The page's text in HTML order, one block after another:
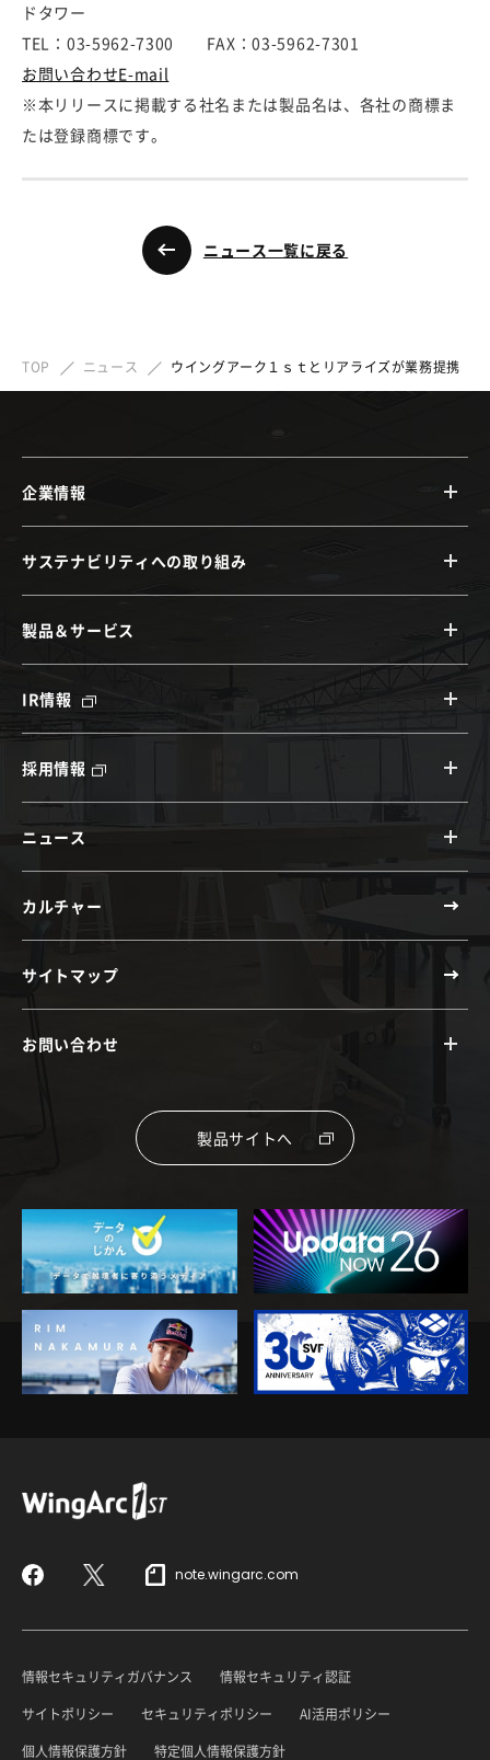
ドタワー
TEL：03-5962-7300 FAX：03-5962-7301
お問い合わせE-mail
※本リリースに掲載する社名または製品名は、各社の商標ま
たは登録商標です。
ニュース一覧に戻る
TOP ニュース ウイングアーク１ｓｔとリアライズが業務提携
企業情報
サステナビリティへの取り組み
製品＆サービス
IR情報
採用情報
ニュース
カルチャー
サイトマップ
お問い合わせ
製品サイトへ
FacebookX note.wingarc.com
情報セキュリティガバナンス
情報セキュリティ認証
サイトポリシー
セキュリティポリシー
AI活用ポリシー
個人情報保護方針
特定個人情報保護方針